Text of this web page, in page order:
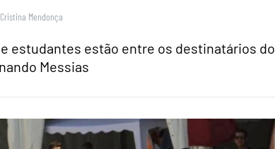
Cristina Mendonça
estudantes estão entre os destinatários do
Messias